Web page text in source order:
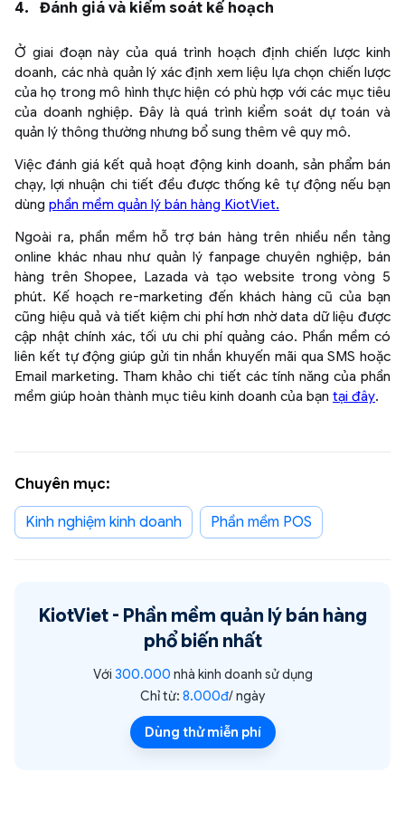
4. Đánh giá và kiểm soát kế hoạch
Ở giai đoạn này của quá trình hoạch định chiến lược kinh
doanh, các nhà quản lý xác định xem liệu lựa chọn chiến lược
của họ trong mô hình thực hiện có phù hợp với các mục tiêu
của doanh nghiệp. Đây là quá trình kiểm soát dự toán và
quản lý thông thường nhưng bổ sung thêm vê quy mô.
Việc đánh giá kết quả hoạt động kinh doanh, sản phẩm bán
chạy, lợi nhuận chi tiết đều được thống kê tự động nếu bạn
dùng phần mềm quản lý bán hàng KiotViet.
Ngoài ra, phần mềm hỗ trợ bán hàng trên nhiều nền tảng
online khác nhau như quản lý fanpage chuyên nghiệp, bán
hàng trên Shopee, Lazada và tạo website trong vòng 5
phút. Kế hoạch re-marketing đến khách hàng cũ của bạn
cũng hiệu quả và tiết kiệm chi phí hơn nhờ data dữ liệu được
cập nhật chính xác, tối ưu chi phí quảng cáo. Phần mềm có
liên kết tự động giúp gửi tin nhắn khuyến mãi qua SMS hoặc
Email marketing. Tham khảo chi tiết các tính năng của phần
mềm giúp hoàn thành mục tiêu kinh doanh của bạn tại đây.
Chuyên mục:
Kinh nghiệm kinh doanh Phần mềm POS
KiotViet - Phần mềm quản lý bán hàng
phổ biến nhất
Với 300.000 nhà kinh doanh sử dụng
Chỉ từ: 8.000đ/ ngày
Dùng thử miễn phí